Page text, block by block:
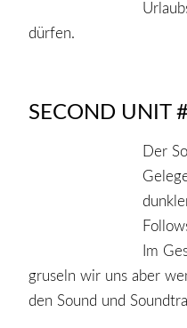
dürfen.
SECOND UNIT
Der
Im
gruseln wir uns aber
den Sound und